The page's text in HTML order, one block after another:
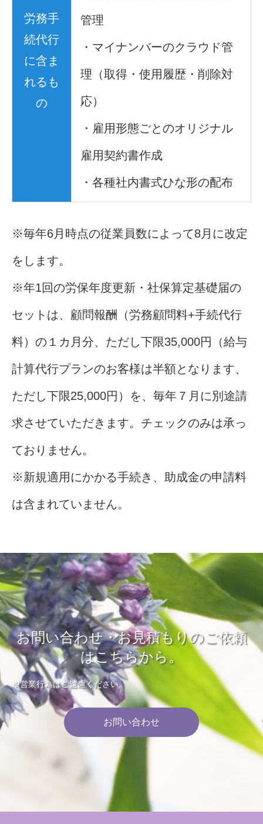
労務手
続代行
に含ま
れるも
の
管理
・マイナンバーのクラウド管
理（取得・使用履歴・削除対
応）
・雇用形態ごとのオリジナル
雇用契約書作成
・各種社内書式ひな形の配布
※毎年6月時点の従業員数によって8月に改定
をします。
※年1回の労保年度更新・社保算定基礎届の
セットは、顧問報酬（労務顧問料+手続代行
料）の１カ月分、ただし下限35,000円（給与
計算代行プランのお客様は半額となります、
ただし下限25,000円）を、毎年７月に別途請
求させていただきます。チェックのみは承っ
ておりません。
※新規適用にかかる手続き、助成金の申請料
は含まれていません。
お問い合わせ・お見積もりのご依頼
はこちらから。
※営業行為はご遠慮ください。
お問い合わせ